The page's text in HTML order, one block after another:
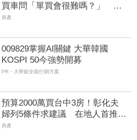
買車問「單買會很難嗎？」 網
點關鍵：幾乎不可能
房產
009829掌握AI關鍵 大華韓國
KOSPI 50今強勢開募
PR・大華銀全能行銷方案
預算2000萬買台中3房！彰化夫
婦列5條件求建議 在地人首推
「這1區」
房產